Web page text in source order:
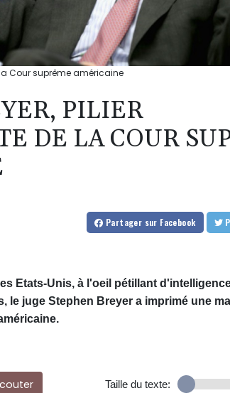
Cour suprême américaine
PILIER
DE LA COUR
Partager sur Facebook
Etats-Unis, à l'oeil pétillant
le juge Stephen Breyer a imprimé une
Taille du texte: